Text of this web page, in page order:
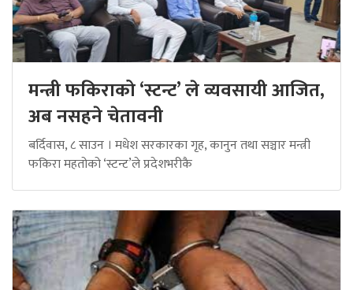
मन्त्री फकिराको ‘स्टन्ट’ ले व्यवसायी आजित,
अब नसहने चेतावनी
बर्दिवास, ८ साउन । मधेश सरकारका गृह, कानुन तथा सञ्चार मन्त्री
फकिरा महतोको ‘स्टन्ट’ले प्रदेशभरीकै